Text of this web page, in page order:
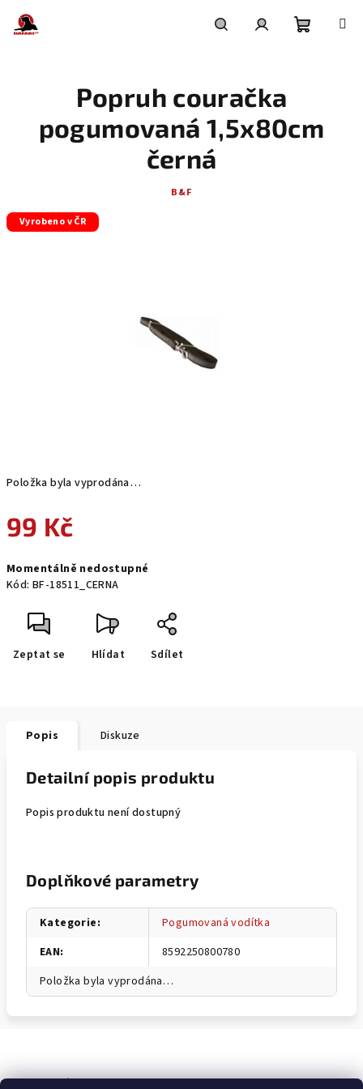
obsah
Položka byla vyprodána…
99 Kč
cena:
Momentálně nedostupné
Kód: BF-18511_CERNA
Zeptat se Hlídat Sdílet
Popruh couračka
pogumovaná 1,5x80cm
černá
B&F
Vyrobeno v ČR
Popis Diskuze
Detailní popis produktu
Popis produktu není dostupný
Doplňkové parametry
Kategorie:
Pogumovaná vodítka
EAN:
8592250800780
Položka byla vyprodána…